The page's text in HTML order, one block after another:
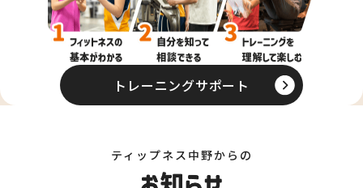
トレーニングサポート
ティップネス中野からの